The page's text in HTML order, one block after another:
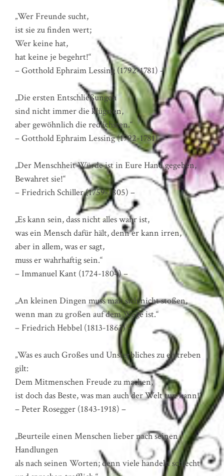
„Wer Freunde sucht,
ist sie zu finden wert;
Wer keine hat,
hat keine je begehrt!“
– Gotthold Ephraim Lessing (1792-1781) –
„Die ersten Entschließungen
sind nicht immer die klügsten,
aber gewöhnlich die redlichsten.“
– Gotthold Ephraim Lessing (1792-1781) –
„Der Menschheit Würde ist in Eure Hand gegeben,
Bewahret sie!“
– Friedrich Schiller (1759-1805) –
„Es kann sein, dass nicht alles wahr ist,
was ein Mensch dafür hält, denn er kann irren,
aber in allem, was er sagt,
muss er wahrhaftig sein.“
– Immanuel Kant (1724-1804) –
„An kleinen Dingen muss man sich nicht stoßen,
wenn man zu großen auf dem Wege ist.“
– Friedrich Hebbel (1813-1863) –
„Was es auch Großes und Unsterbliches zu erstreben
gilt:
Dem Mitmenschen Freude zu machen,
ist doch das Beste, was man auch der Welt tun kann!“
– Peter Rosegger (1843-1918) –
„Beurteile einen Menschen lieber nach seinen
Handlungen
als nach seinen Worten; denn viele handeln schlecht